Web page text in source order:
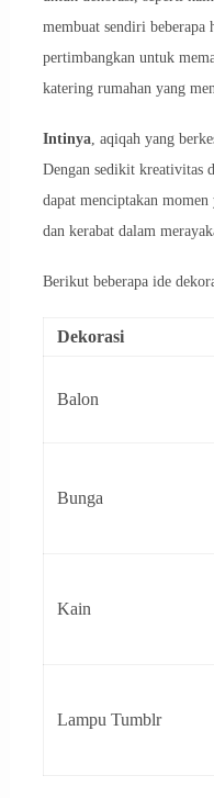
membuat sendiri beberapa
pertimbangkan untuk
katering rumahan yang
Intinya, aqiqah yang
Dengan sedikit kreativitas
dapat menciptakan
dan kerabat dalam
Berikut beberapa ide
Dekorasi
Balon
Bunga
Kain
Lampu Tumblr